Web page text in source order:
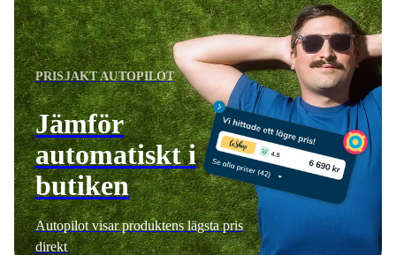
PRISJAKT AUTOPILOT
Jämför
automatiskt i
butiken
Autopilot visar produktens lägsta pris
direkt